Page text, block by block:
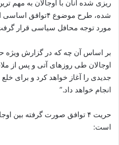
ل
ریزی شده آنان با اوجالان به مهم
شده، طرح موضوع
مورد توجه محافل سیاسی قرار
بر اساس آن چه که در گزارش ویژه
اوجالان طی روزهای آتی و پس از
جدیدی را آغاز خواهد کرد و برای
انجام خواهد داد.”
حریت ۴ توافق صورت گرفته بین
است: